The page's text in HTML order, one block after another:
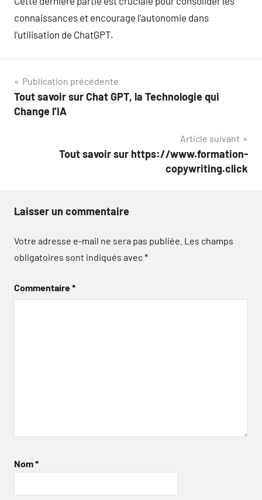
connaissances et encourage l’autonomie dans
l’utilisation de ChatGPT.
Navigation
de
Publication précédente
Tout savoir sur Chat GPT, la Technologie qui
Change l’IA
Article suivant
Tout savoir sur https://www.formation-
copywriting.click
Laisser un commentaire
Votre adresse e-mail ne sera pas publiée. Les champs
obligatoires sont indiqués avec*
Commentaire*
Nom*